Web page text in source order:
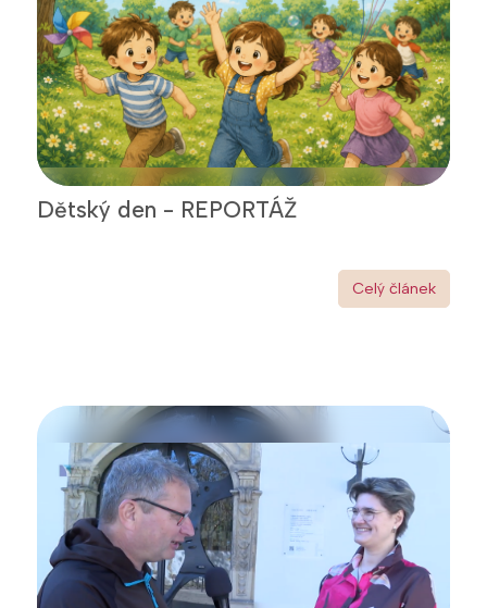
Dětský den - REPORTÁŽ
Celý článek